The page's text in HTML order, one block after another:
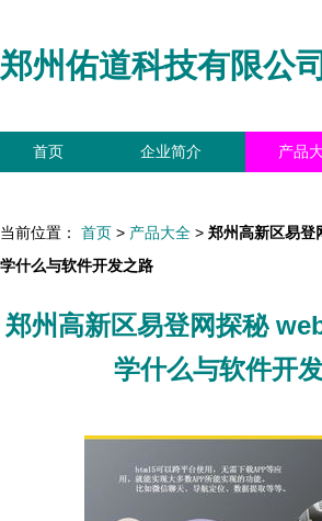
郑州佑道科技有限公司
首页 企业简介 产品
当前位置： 首页 > 产品大全 > 郑州高新区易登
学什么与软件开发之路
郑州高新区易登网探秘
学什么与软件开